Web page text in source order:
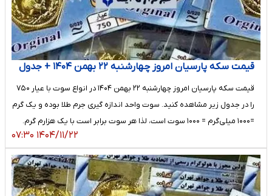
قیمت سکه پارسیان امروز چهارشنبه ۲۲ بهمن ۱۴۰۴ + جدول
قیمت سکه پارسیان امروز چهارشنبه ۲۲ بهمن ۱۴۰۴ در انواع سوت با عیار ۷۵۰
را در جدول زیر مشاهده کنید. سوت واحد اندازه گیری جرم طلا بوده و یک گرم
=۱۰۰۰ میلی‌گرم = ۱۰۰۰ سوت است، لذا هر سوت برابر است با یک هزارم گرم.
۱۴۰۴/۱۱/۲۲ ۰۷:۳۰